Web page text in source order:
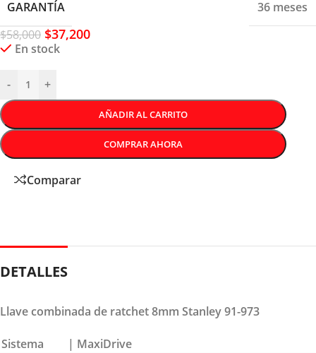
GARANTÍA
36 meses
$58,000 $37,200
En stock
- +
AÑADIR AL CARRITO
COMPRAR AHORA
Comparar
DETALLES
Llave combinada de ratchet 8mm Stanley 91-973
Sistema | MaxiDrive